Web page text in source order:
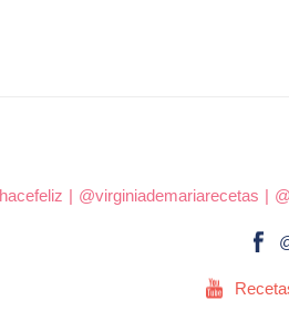
| @virginiademariarecetas |